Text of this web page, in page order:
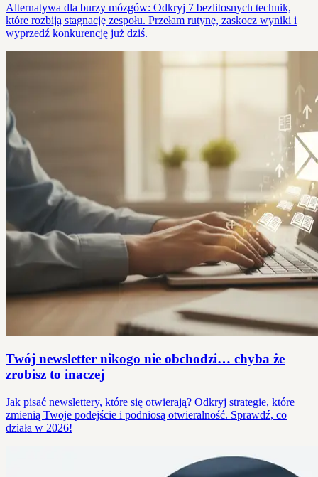
Alternatywa dla burzy mózgów: Odkryj 7 bezlitosnych technik,
które rozbiją stagnację zespołu. Przełam rutynę, zaskocz wyniki i
wyprzedź konkurencję już dziś.
Twój newsletter nikogo nie obchodzi… chyba że
zrobisz to inaczej
Jak pisać newslettery, które się otwierają? Odkryj strategie, które
zmienią Twoje podejście i podniosą otwieralność. Sprawdź, co
działa w 2026!